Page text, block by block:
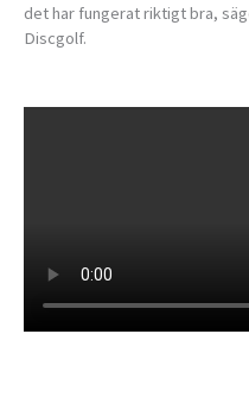
det har fungerat riktigt bra,
Discgolf.